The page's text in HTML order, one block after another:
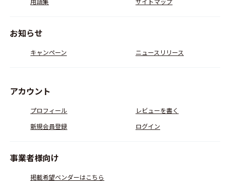
お知らせ
キャンペーン ニュースリリース
アカウント
プロフィール
レビューを書く
新規会員登録
ログイン
事業者様向け
掲載希望ベンダーはこちら